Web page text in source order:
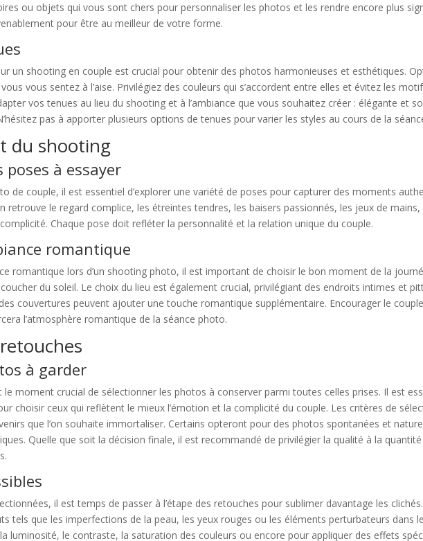
ou objets qui vous sont chers pour personnaliser les photos et les rendre encore plus
pour être au meilleur de votre forme.
un shooting en couple est crucial pour obtenir des photos harmonieuses et esthétiques.
vous sentez à l’aise. Privilégiez des couleurs qui s’accordent entre elles et évitez les
vos tenues au lieu du shooting et à l’ambiance que vous souhaitez créer : élégante et
pas à apporter plusieurs options de tenues pour varier les styles au cours de la
du shooting
poses à essayer
de couple, il est essentiel d’explorer une variété de poses pour capturer des moments
retrouve le regard complice, les étreintes tendres, les baisers passionnés, les jeux de
Chaque pose doit refléter la personnalité et la relation unique du couple.
romantique
romantique lors d’un shooting photo, il est important de choisir le bon moment de la
du soleil. Le choix du lieu est également crucial, privilégiant des endroits intimes et
couvertures peuvent ajouter une touche romantique supplémentaire. Encourager le
l’atmosphère romantique de la séance photo.
à garder
moment crucial de sélectionner les photos à conserver parmi toutes celles prises. Il est
choisir ceux qui reflètent le mieux l’émotion et la complicité du couple. Les critères de
que l’on souhaite immortaliser. Certains opteront pour des photos spontanées et
Quelle que soit la décision finale, il est recommandé de privilégier la qualité à la
il est temps de passer à l’étape des retouches pour sublimer davantage les
tels que les imperfections de la peau, les yeux rouges ou les éléments perturbateurs dans
luminosité, le contraste, la saturation des couleurs ou encore pour appliquer des effets